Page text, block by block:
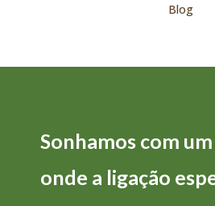
Blog
Sonhamos com
onde a ligação